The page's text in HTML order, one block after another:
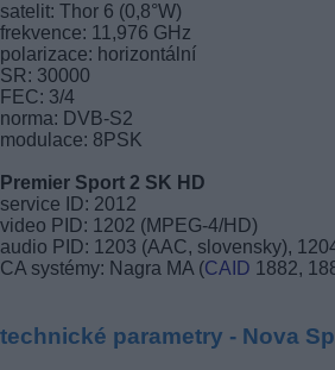
satelit: Thor 6 (0,8°W)
frekvence: 11,976 GHz
polarizace: horizontální
SR: 30000
FEC: 3/4
norma: DVB-S2
modulace: 8PSK
Premier Sport 2 SK HD
service ID: 2012
video PID: 1202 (MPEG-4/HD)
audio PID: 1203 (AAC, slovensky),
CA systémy: Nagra MA (CAID 1882,
technické parametry - Nova